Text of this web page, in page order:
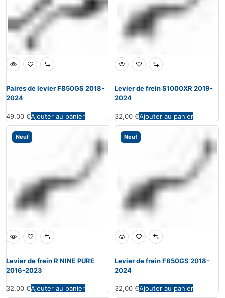
Paires de levier F850GS 2018-
2024
49,00 €Ajouter au panier
Levier de frein S1000XR 2019-
2024
32,00 €Ajouter au panier
Neuf
Levier de frein R NINE PURE
2016-2023
32,00 €Ajouter au panier
Neuf
Levier de frein F850GS 2018-
2024
32,00 €Ajouter au panier